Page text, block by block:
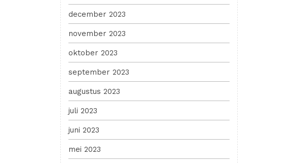
december 2023
november 2023
oktober 2023
september 2023
augustus 2023
juli 2023
juni 2023
mei 2023